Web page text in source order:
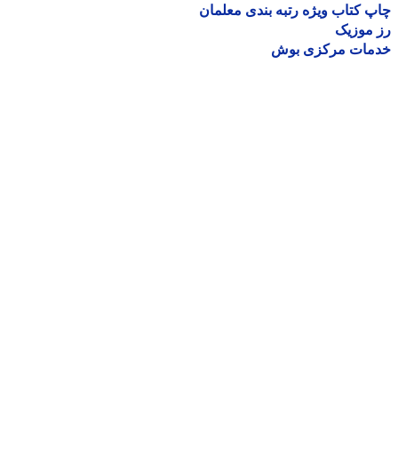
کتاب ویژه رتبه بندی معلمان
موزیک
مرکزی بوش